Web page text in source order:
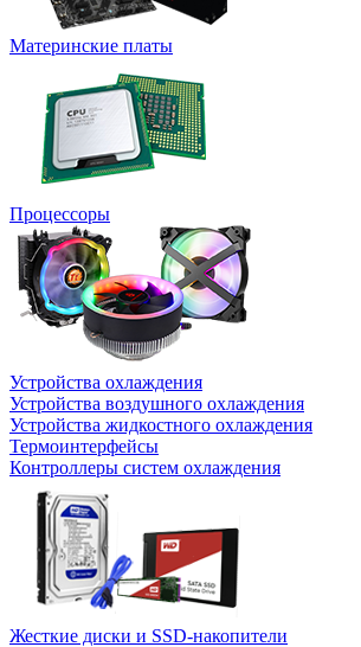
Материнские платы
Процессоры
Устройства охлаждения
Устройства воздушного охлаждения
Устройства жидкостного охлаждения
Термоинтерфейсы
Контроллеры систем охлаждения
Жесткие диски и SSD-накопители